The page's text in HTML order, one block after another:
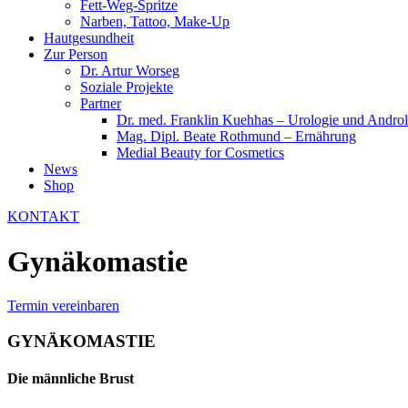
Fett-Weg-Spritze
Narben, Tattoo, Make-Up
Hautgesundheit
Zur Person
Dr. Artur Worseg
Soziale Projekte
Partner
Dr. med. Franklin Kuehhas – Urologie und
Mag. Dipl. Beate Rothmund – Ernährung
Medial Beauty for Cosmetics
News
Shop
KONTAKT
Gynäkomastie
Termin vereinbaren
GYNÄKOMASTIE
Die männliche Brust